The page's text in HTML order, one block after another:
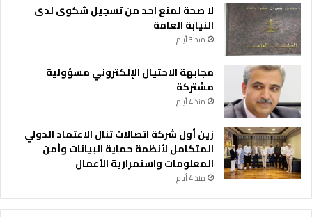
لا صحة لمنع احد من تسجيل شكوى لدى
النيابة العامة
منذ 3 أيام
مجابهة الاحتيال الإلكتروني مسؤولية
مشتركة
منذ 4 أيام
زين أول شركة اتصالات تنال الاعتماد الدولي
المتكامل لأنظمة حماية البيانات وأمن
المعلومات واستمرارية الأعمال
منذ 4 أيام